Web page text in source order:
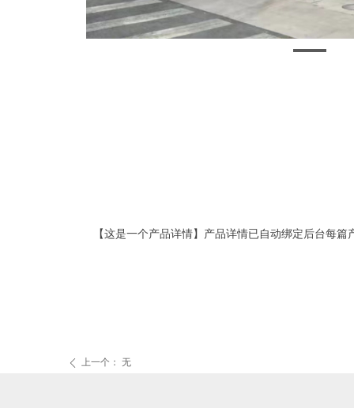
ꄴ 上一个： 无
【这是一个产品详情】产品详情已自动绑定后台每